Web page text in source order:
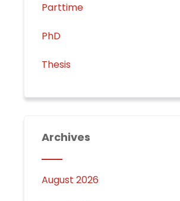
Parttime
PhD
Thesis
Archives
August 2026